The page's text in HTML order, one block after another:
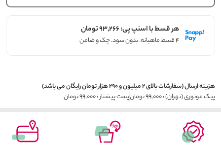
هر قسط با اسنپ پی: ۹۳,۲۶۶ تومان
۴ قسط ماهیانه. بدون سود. چک و ضامن
هزینه ارسال (سفارشات بالای ۲ میلیون و ۲۹۰ هزار تومان رایگان می باشد)
پیک موتوری (تهران) : ۹۹,۰۰۰ تومان
پست پیشتاز : ۹۹,۰۰۰ تومان